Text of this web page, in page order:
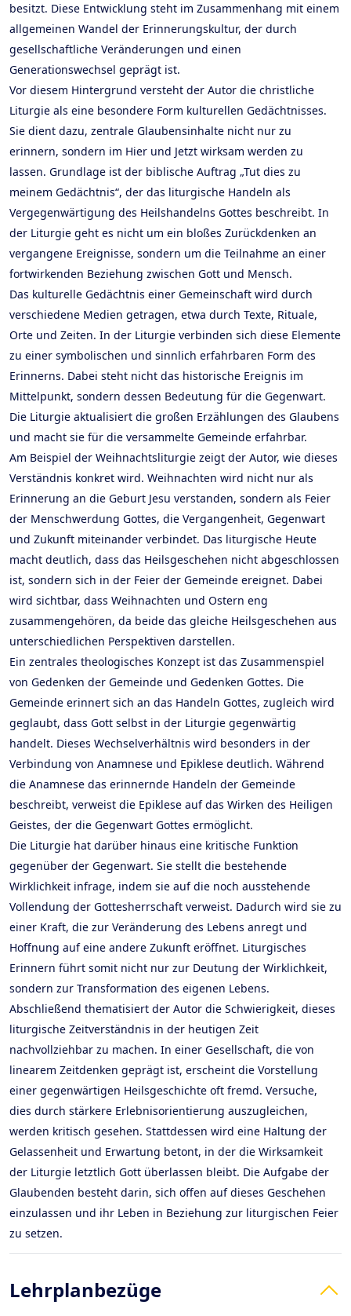
besitzt. Diese Entwicklung steht im Zusammenhang mit einem
allgemeinen Wandel der Erinnerungskultur, der durch
gesellschaftliche Veränderungen und einen
Generationswechsel geprägt ist.
Vor diesem Hintergrund versteht der Autor die christliche
Liturgie als eine besondere Form kulturellen Gedächtnisses.
Sie dient dazu, zentrale Glaubensinhalte nicht nur zu
erinnern, sondern im Hier und Jetzt wirksam werden zu
lassen. Grundlage ist der biblische Auftrag „Tut dies zu
meinem Gedächtnis“, der das liturgische Handeln als
Vergegenwärtigung des Heilshandelns Gottes beschreibt. In
der Liturgie geht es nicht um ein bloßes Zurückdenken an
vergangene Ereignisse, sondern um die Teilnahme an einer
fortwirkenden Beziehung zwischen Gott und Mensch.
Das kulturelle Gedächtnis einer Gemeinschaft wird durch
verschiedene Medien getragen, etwa durch Texte, Rituale,
Orte und Zeiten. In der Liturgie verbinden sich diese Elemente
zu einer symbolischen und sinnlich erfahrbaren Form des
Erinnerns. Dabei steht nicht das historische Ereignis im
Mittelpunkt, sondern dessen Bedeutung für die Gegenwart.
Die Liturgie aktualisiert die großen Erzählungen des Glaubens
und macht sie für die versammelte Gemeinde erfahrbar.
Am Beispiel der Weihnachtsliturgie zeigt der Autor, wie dieses
Verständnis konkret wird. Weihnachten wird nicht nur als
Erinnerung an die Geburt Jesu verstanden, sondern als Feier
der Menschwerdung Gottes, die Vergangenheit, Gegenwart
und Zukunft miteinander verbindet. Das liturgische Heute
macht deutlich, dass das Heilsgeschehen nicht abgeschlossen
ist, sondern sich in der Feier der Gemeinde ereignet. Dabei
wird sichtbar, dass Weihnachten und Ostern eng
zusammengehören, da beide das gleiche Heilsgeschehen aus
unterschiedlichen Perspektiven darstellen.
Ein zentrales theologisches Konzept ist das Zusammenspiel
von Gedenken der Gemeinde und Gedenken Gottes. Die
Gemeinde erinnert sich an das Handeln Gottes, zugleich wird
geglaubt, dass Gott selbst in der Liturgie gegenwärtig
handelt. Dieses Wechselverhältnis wird besonders in der
Verbindung von Anamnese und Epiklese deutlich. Während
die Anamnese das erinnernde Handeln der Gemeinde
beschreibt, verweist die Epiklese auf das Wirken des Heiligen
Geistes, der die Gegenwart Gottes ermöglicht.
Die Liturgie hat darüber hinaus eine kritische Funktion
gegenüber der Gegenwart. Sie stellt die bestehende
Wirklichkeit infrage, indem sie auf die noch ausstehende
Vollendung der Gottesherrschaft verweist. Dadurch wird sie zu
einer Kraft, die zur Veränderung des Lebens anregt und
Hoffnung auf eine andere Zukunft eröffnet. Liturgisches
Erinnern führt somit nicht nur zur Deutung der Wirklichkeit,
sondern zur Transformation des eigenen Lebens.
Abschließend thematisiert der Autor die Schwierigkeit, dieses
liturgische Zeitverständnis in der heutigen Zeit
nachvollziehbar zu machen. In einer Gesellschaft, die von
linearem Zeitdenken geprägt ist, erscheint die Vorstellung
einer gegenwärtigen Heilsgeschichte oft fremd. Versuche,
dies durch stärkere Erlebnisorientierung auszugleichen,
werden kritisch gesehen. Stattdessen wird eine Haltung der
Gelassenheit und Erwartung betont, in der die Wirksamkeit
der Liturgie letztlich Gott überlassen bleibt. Die Aufgabe der
Glaubenden besteht darin, sich offen auf dieses Geschehen
einzulassen und ihr Leben in Beziehung zur liturgischen Feier
zu setzen.
Lehrplanbezüge